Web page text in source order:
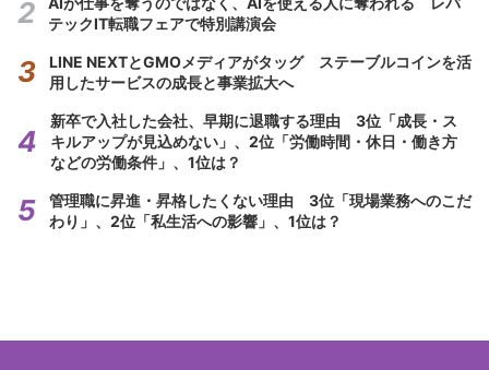
テックIT転職フェアで特別講演会
LINE NEXTとGMOメディアがタッグ ステーブルコインを活
用したサービスの成長と事業拡大へ
新卒で入社した会社、早期に退職する理由 3位「成長・ス
キルアップが見込めない」、2位「労働時間・休日・働き方
などの労働条件」、1位は？
管理職に昇進・昇格したくない理由 3位「現場業務へのこだ
わり」、2位「私生活への影響」、1位は？